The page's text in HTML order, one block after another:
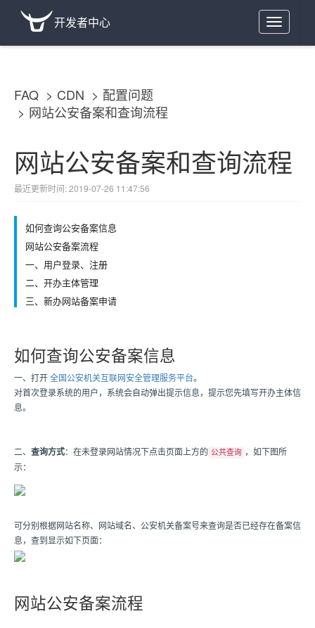
Toggle
navigation
开发者中心
FAQ CDN
配置问题
网站公安备案和查询流程
网站公安备案和查询流程
最近更新时间: 2019-07-26 11:47:56
如何查询公安备案信息
网站公安备案流程
一、用户登录、注册
二、开办主体管理
三、新办网站备案申请
如何查询公安备案信息
一、打开全国公安机关互联网安全管理服务平台。
对首次登录系统的用户，系统会自动弹出提示信息，提示您先填写开办主体信
息。
二、 查询方式：在未登录网站情况下点击页面上方的 公共查询 ，如下图所
示：
可分别根据网站名称、网站域名、公安机关备案号来查询是否已经存在备案信
息，查到显示如下页面：
网站公安备案流程